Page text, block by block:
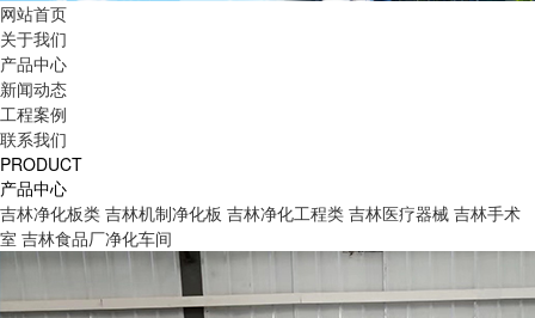
网站首页
关于我们
产品中心
新闻动态
工程案例
联系我们
PRODUCT
产品中心
吉林净化板类 吉林机制净化板 吉林净化工程类 吉林医疗器械 吉林手术
室 吉林食品厂净化车间